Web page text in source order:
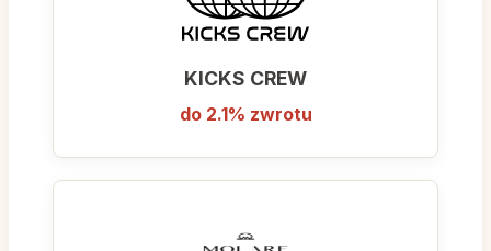
KICKS CREW
do 2.1% zwrotu